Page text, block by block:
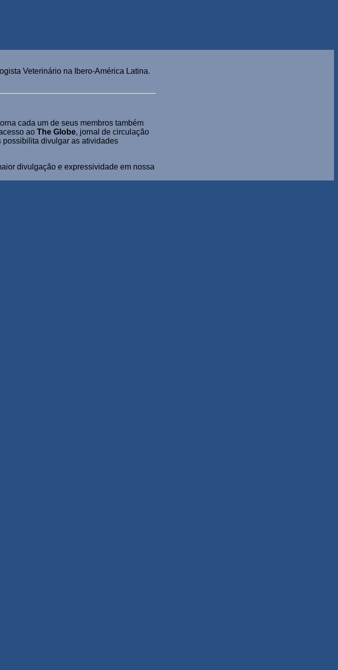
Veterinário na Ibero-América Latina.
cada um de seus membros também
ao The Globe, jornal de circulação
possibilita divulgar as atividades
divulgação e expressividade em nossa